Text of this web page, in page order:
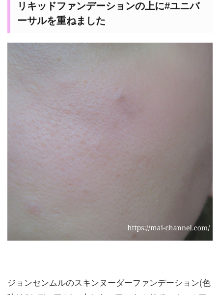
リキッドファンデーションの上に#ユニバ
ーサルを重ねました
ジョンセンムルのスキンヌーダーファンデーション(色